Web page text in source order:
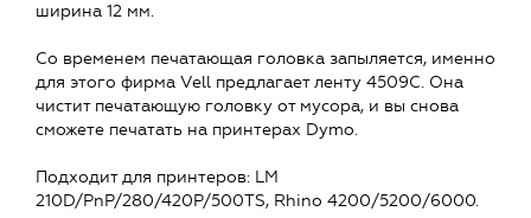
ширина 12 мм.
Со временем печатающая головка запыляется, именно
для этого фирма Vell предлагает ленту 4509C. Она
чистит печатающую головку от мусора, и вы снова
сможете печатать на принтерах Dymo.
Подходит для принтеров: LM
210D/PnP/280/420P/500TS, Rhino 4200/5200/6000.